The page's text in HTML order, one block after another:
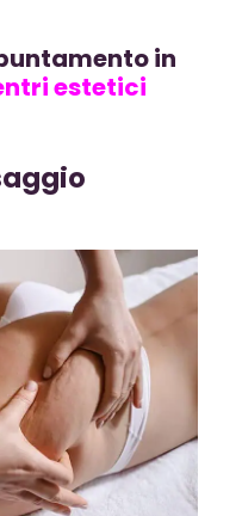
in
estetici